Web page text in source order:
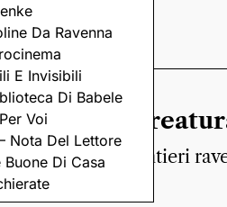
Da Ravenna
E Invisibili
Di Babele
Voi
Nota Del Lettore
Buone Di Casa
ultima
ha lasciato i cantieri